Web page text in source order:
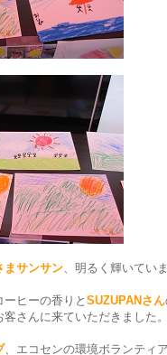
まサンサン、明るく輝いてい
ーヒーの香りと SUZUPANさん
さんに来ていただきました
、エコセンの環境ボランティ